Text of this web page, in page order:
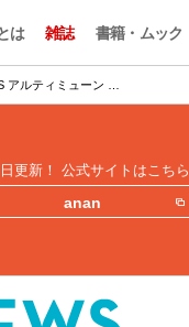
は 雑誌 書籍・ムック
アルティミューン …
更新！ 公式サイトはこちら
anan